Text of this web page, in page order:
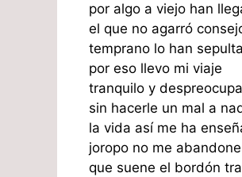
por algo a viejo han
el que no agarró
temprano lo han
por eso llevo mi viaje
tranquilo y
sin hacerle un mal a
la vida así me ha
joropo no me
que suene el bordón